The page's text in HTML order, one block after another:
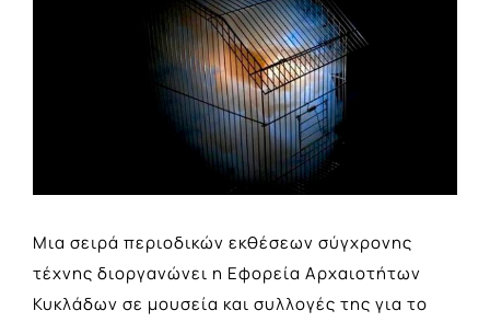
Μια σειρά περιοδικών εκθέσεων σύγχρονης
τέχνης διοργανώνει η Εφορεία Αρχαιοτήτων
Κυκλάδων σε μουσεία και συλλογές της για το